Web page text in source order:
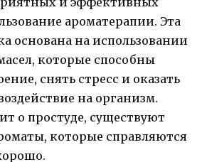
ароматерапии. Эта
основана на использовании
которые способны
снять стресс и оказать
на организм.
о простуде, существуют
которые справляются